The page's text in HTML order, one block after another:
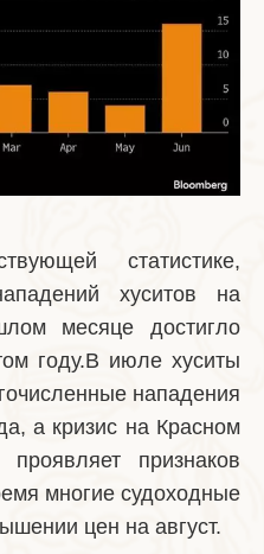
статистике,
хуситов на
месяце достигло
году.В июле хуситы
нападения
а кризис на Красном
признаков
многие судоходные
цен на август.